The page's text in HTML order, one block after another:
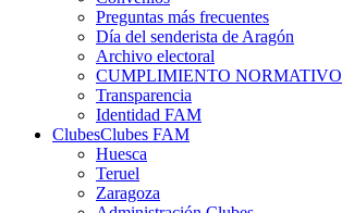
Preguntas más frecuentes
Día del senderista de Aragón
Archivo electoral
CUMPLIMIENTO NORMATIVO
Transparencia
Identidad FAM
ClubesClubes FAM
Huesca
Teruel
Zaragoza